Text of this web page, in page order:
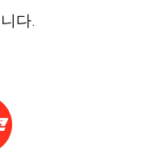
다.